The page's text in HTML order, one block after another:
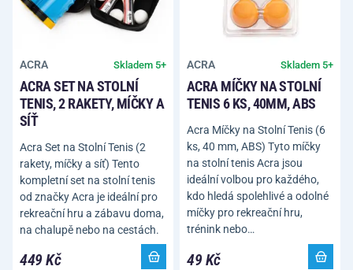
ACRA Skladem 5+
ACRA SET NA STOLNÍ
TENIS, 2 RAKETY, MÍČKY A
SÍŤ
Acra Set na Stolní Tenis (2
rakety, míčky a síť) Tento
kompletní set na stolní tenis
od značky Acra je ideální pro
rekreační hru a zábavu doma,
na chalupě nebo na cestách.
449 Kč
ACRA Skladem 5+
ACRA MÍČKY NA STOLNÍ
TENIS 6 KS, 40MM, ABS
Acra Míčky na Stolní Tenis (6
ks, 40 mm, ABS) Tyto míčky
na stolní tenis Acra jsou
ideální volbou pro každého,
kdo hledá spolehlivé a odolné
míčky pro rekreační hru,
trénink nebo…
49 Kč